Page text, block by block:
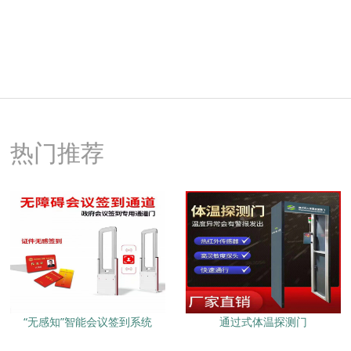
热门推荐
“无感知”智能会议签到系统 通过式体温探测门